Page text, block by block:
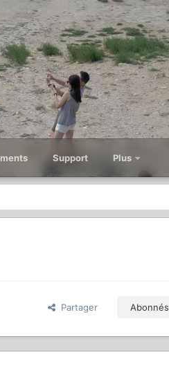
Support Plus
Partager Abonnés